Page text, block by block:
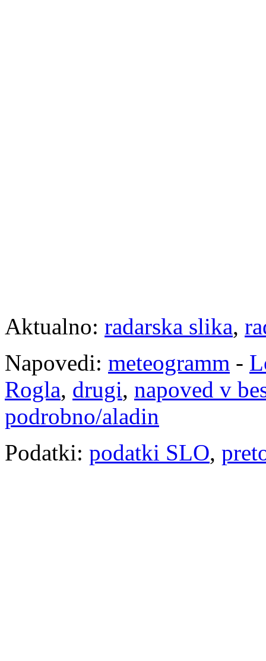
Aktualno: radarska slika,
Napovedi: meteogramm -
Rogla, drugi, napoved v
podrobno/aladin
Podatki: podatki SLO,